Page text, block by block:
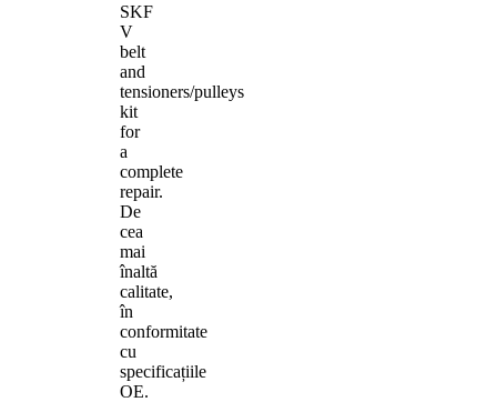
SKF
V
belt
and
tensioners/pulleys
kit
for
a
complete
repair.
De
cea
mai
înaltă
calitate,
în
conformitate
cu
specificațiile
OE.